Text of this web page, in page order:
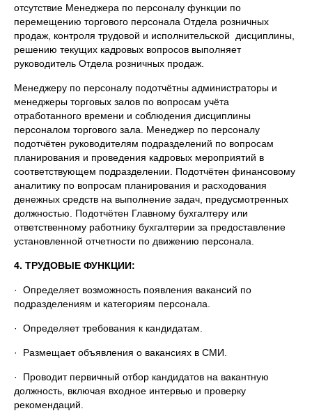
отсутствие Менеджера по персоналу функции по
перемещению торгового персонала Отдела розничных
продаж, контроля трудовой и исполнительской дисциплины,
решению текущих кадровых вопросов выполняет
руководитель Отдела розничных продаж.
Менеджеру по персоналу подотчётны администраторы и
менеджеры торговых залов по вопросам учёта
отработанного времени и соблюдения дисциплины
персоналом торгового зала. Менеджер по персоналу
подотчётен руководителям подразделений по вопросам
планирования и проведения кадровых мероприятий в
соответствующем подразделении. Подотчётен финансовому
аналитику по вопросам планирования и расходования
денежных средств на выполнение задач, предусмотренных
должностью. Подотчётен Главному бухгалтеру или
ответственному работнику бухгалтерии за предоставление
установленной отчетности по движению персонала.
4. ТРУДОВЫЕ ФУНКЦИИ:
· Определяет возможность появления вакансий по
подразделениям и категориям персонала.
· Определяет требования к кандидатам.
· Размещает объявления о вакансиях в СМИ.
· Проводит первичный отбор кандидатов на вакантную
должность, включая входное интервью и проверку
рекомендаций.